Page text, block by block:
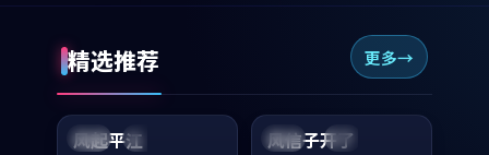
精选推荐 更多
美国 完结
99:07
风起平江 法国 4K
99:21
风信子开了